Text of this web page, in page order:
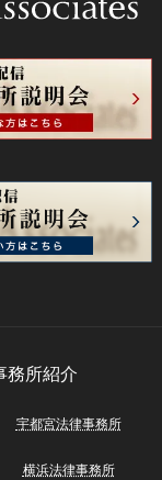
務所紹介
宇都宮法律事務所
横浜法律事務所